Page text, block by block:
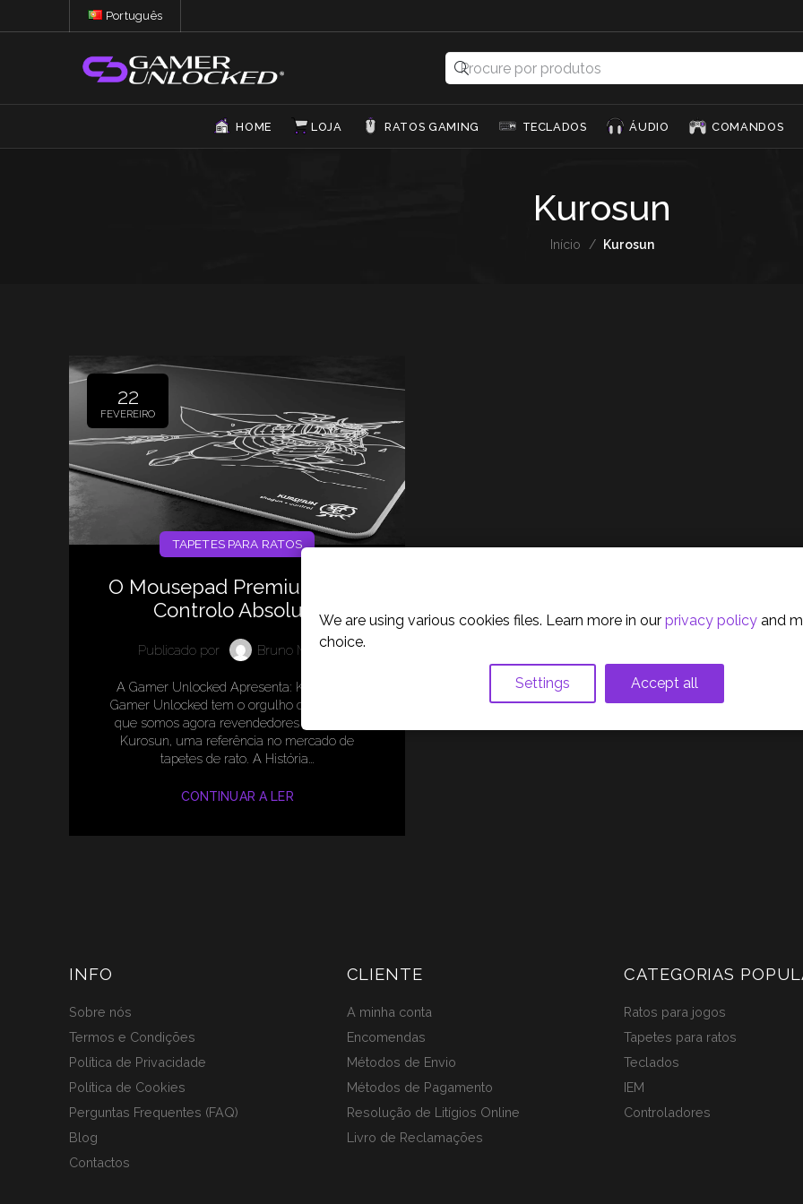
Português
HOME LOJA RATOS GAMING TECLADOS ÁUDIO COMANDOS
Kurosun
Início / Kurosun
22
FEVEREIRO
TAPETES PARA RATOS
O Mousepad Premium para
Controlo Absoluto
Publicado por Bruno Morais
A Gamer Unlocked Apresenta: Kurosun A
Gamer Unlocked tem o orgulho de anunciar
que somos agora revendedores oficiais da
Kurosun, uma referência no mercado de
tapetes de rato. A História…
CONTINUAR A LER
INFO
Sobre nós
Termos e Condições
Política de Privacidade
Política de Cookies
Perguntas Frequentes (FAQ)
Blog
Contactos
CLIENTE
A minha conta
Encomendas
Métodos de Envio
Métodos de Pagamento
Resolução de Litígios Online
Livro de Reclamações
CATEGORIAS
Ratos para jogos
Tapetes para ratos
Teclados
IEM
Controladores
We are using various cookies files. Learn more in our privacy policy and
choice.
Settings Accept all